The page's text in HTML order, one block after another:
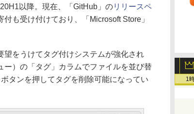
1
以降。現在、「GitHub」のリリースペ
も受け付けており、「Microsoft Store」
をうけてタグ付けシステムが強化され
）の「タグ」カラムでファイルを並び替
タンを押してタグを削除可能になってい